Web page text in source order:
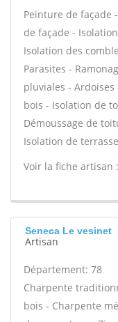
Peinture de façade
de façade -
Isolation des
Parasites -
pluviales -
bois - Isolation de
Démoussage de
Isolation de
Voir la fiche artisan :
Seneca Le vesinet
Artisan
Département: 78
Charpente
bois - Charpente